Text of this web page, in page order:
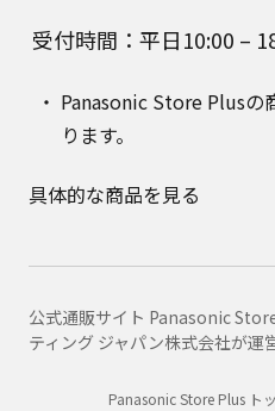
受付時間：平日10:00 –
Panasonic Store Plusの
ります。
具体的な商品を見る
公式通販サイト Panasonic
ティング ジャパン株式会社が運
Panasonic Store Plus ト